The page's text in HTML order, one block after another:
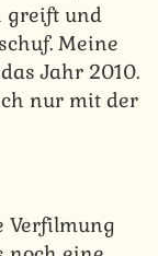
greift und
Meine
Jahr 2010.
nur mit der
Verfilmung